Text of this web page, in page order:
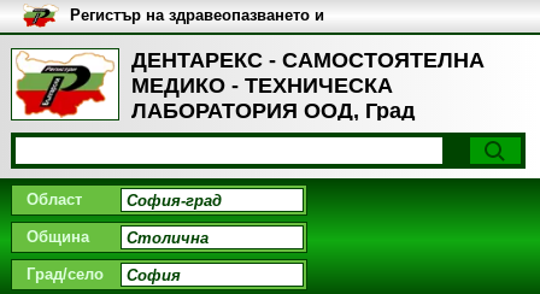
ДЕНТАРЕКС - САМОСТОЯТЕЛНА
МЕДИКО - ТЕХНИЧЕСКА
ЛАБОРАТОРИЯ ООД, Град
София
Регистър на здравеопазването и
медицинските заведения в
България
Област
Община
Град/село